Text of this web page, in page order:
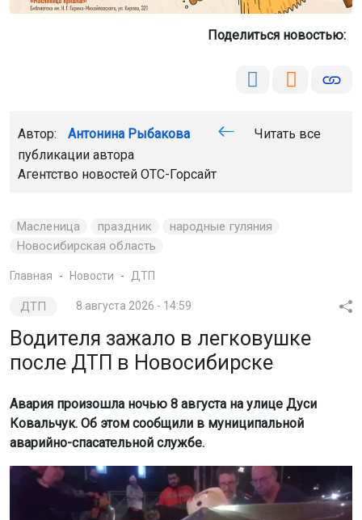
Поделиться новостью:
Автор: Антонина Рыбакова
Читать все
публикации автора
Агентство новостей ОТС-Горсайт
Масленица праздник
народные гуляния
Новосибирская область
Главная Новости ДТП
ДТП 8 августа 2026 - 14:59
Водителя зажало в легковушке
после ДТП в Новосибирске
Авария произошла ночью 8 августа на улице Дуси
Ковальчук. Об этом сообщили в муниципальной
аварийно-спасательной службе.